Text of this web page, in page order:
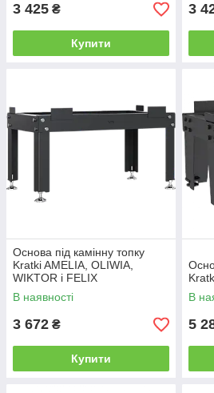
3 425 ₴
Купити
3
Основа під камінну топку
Kratki AMELIA, OLIWIA,
WIKTOR і FELIX
В наявності
3 672 ₴
Купити
В
5